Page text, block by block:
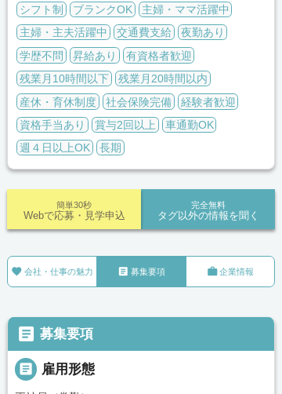
シフト制 ブランクOK
主婦・ママ活躍中
主婦・主夫活躍中
交通費支給
夜勤あり
学歴不問
昇給あり
有資格者歓迎
残業月10時間以下
残業月20時間以内
産休・育休制度
社会保険完備
経験者歓迎
資格手当あり
賞与2回以上
車通勤OK
週４日以上OK
長期
完全無料
タグ以外の情報を聞く
簡単30秒
Webで応募・見学申込
 会社・仕事の魅力  募集要項 企業情報
 募集要項
 雇用形態